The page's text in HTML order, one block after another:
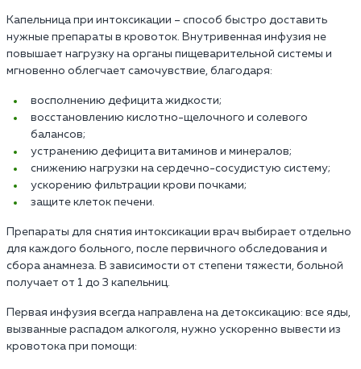
Капельница при интоксикации – способ быстро доставить
нужные препараты в кровоток. Внутривенная инфузия не
повышает нагрузку на органы пищеварительной системы и
мгновенно облегчает самочувствие, благодаря:
восполнению дефицита жидкости;
восстановлению кислотно-щелочного и солевого
балансов;
устранению дефицита витаминов и минералов;
снижению нагрузки на сердечно-сосудистую систему;
ускорению фильтрации крови почками;
защите клеток печени.
Препараты для снятия интоксикации врач выбирает отдельно
для каждого больного, после первичного обследования и
сбора анамнеза. В зависимости от степени тяжести, больной
получает от 1 до 3 капельниц.
Первая инфузия всегда направлена на детоксикацию: все яды,
вызванные распадом алкоголя, нужно ускоренно вывести из
кровотока при помощи: